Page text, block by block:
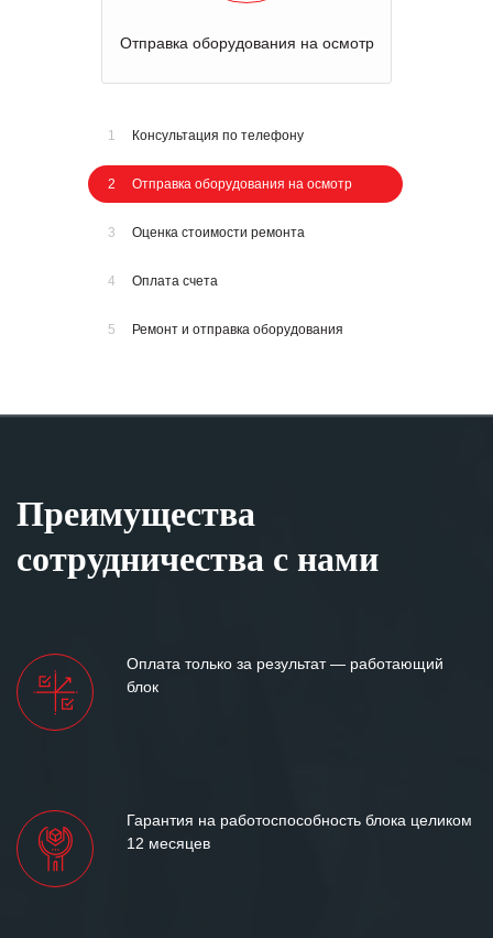
Отправка оборудования на осмотр
1 Консультация по телефону
2 Отправка оборудования на осмотр
3 Оценка стоимости ремонта
4 Оплата счета
5 Ремонт и отправка оборудования
Преимущества
сотрудничества с нами
Оплата только за результат — работающий
блок
Гарантия на работоспособность блока целиком
12 месяцев